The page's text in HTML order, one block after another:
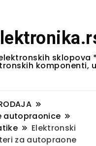
sklopova
komponenti,
autopraonice
Elektronski
za autopraone